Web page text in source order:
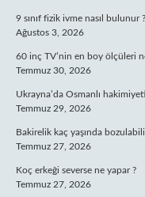
9 sınıf fizik ivme nasıl bulunur ?
Ağustos 3, 2026
60 inç TV’nin en boy ölçüleri
Temmuz 30, 2026
Ukrayna’da Osmanlı
Temmuz 29, 2026
Bakirelik kaç yaşında
Temmuz 27, 2026
Koç erkeği severse ne yapar ?
Temmuz 27, 2026